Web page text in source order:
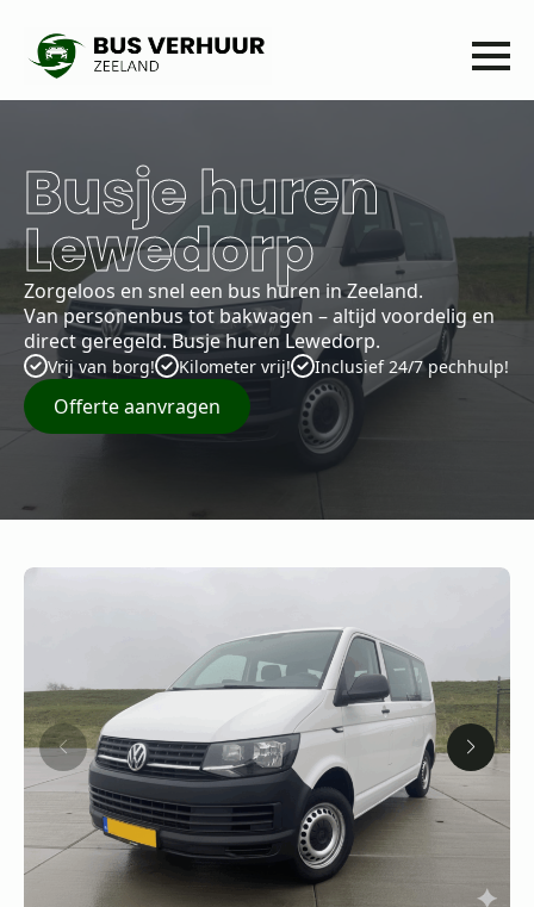
Busje huren
Lewedorp
Zorgeloos en snel een bus huren in Zeeland.
Van personenbus tot bakwagen – altijd voordelig en
direct geregeld. Busje huren Lewedorp.
Vrij van borg! Kilometer vrij! Inclusief 24/7 pechhulp!
Offerte aanvragen